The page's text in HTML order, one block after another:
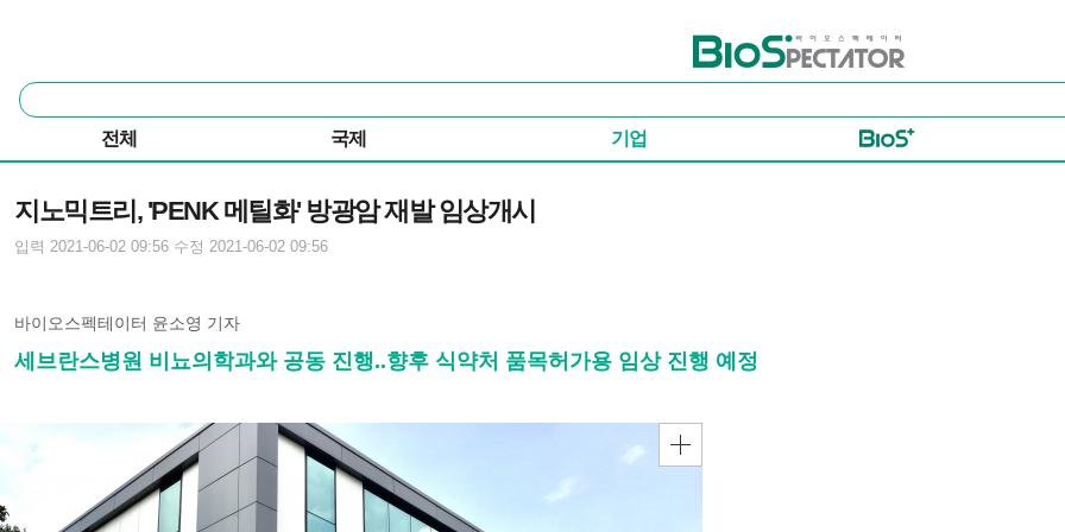
바이오스펙테이터
통
합
색
전체 국제 기업
지노믹트리, 'PENK 메틸화' 방광암 재발 임상개시
입력 2021-06-02 09:56 수정 2021-06-02 09:56
바이오스펙테이터 윤소영 기자
세브란스병원 비뇨의학과와 공동 진행..향후 식약처 품목허가용 임상 진행 예정